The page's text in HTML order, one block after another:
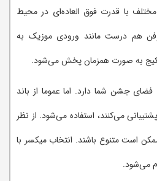
با قدرت فوق العاده‌ای در محیط
هم درست مانند ورودی موزیک به
به صورت همزمان پخش می‌شود.
جشن شما دارد. اما عموما از باند
های اکتیو که از فلش و AUX پشتیبانی می‌کنند، استفاده می‌شود. از نظر
است متنوع باشند. انتخاب میکسر با
می‌شود.